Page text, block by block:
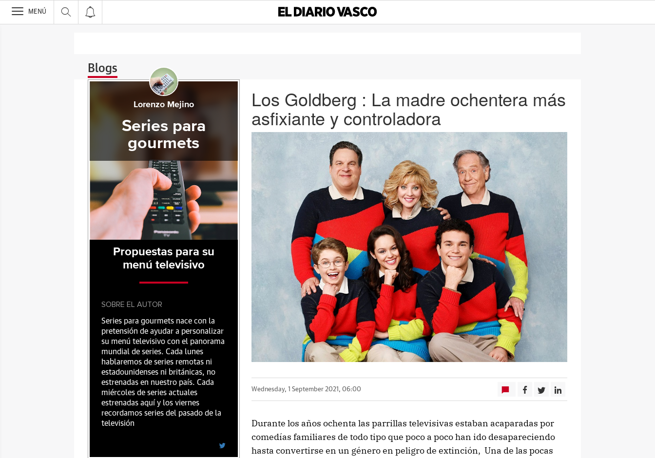
>
MENÚ
Blogs
Los Goldberg : La madre ochentera más
asfixiante y controladora
Wednesday, 1 September 2021, 06:00
Durante los años ochenta las parrillas televisivas estaban acaparadas por
comedías familiares de todo tipo que poco a poco han ido desapareciendo
hasta convertirse en un género en peligro de extinción, Una de las pocas
Lorenzo Mejino
Series para
gourmets
Propuestas para su
menú televisivo
SOBRE EL AUTOR
Series para gourmets nace con la
pretensión de ayudar a personalizar
su menú televisivo con el panorama
mundial de series. Cada lunes
hablaremos de series remotas ni
estadounidenses ni británicas, no
estrenadas en nuestro país. Cada
miércoles de series actuales
estrenadas aquí y los viernes
recordamos series del pasado de la
televisión